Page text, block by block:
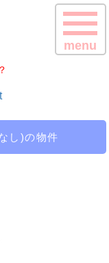
menu
し)の物件